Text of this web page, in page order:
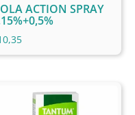
ACTION SPRAY